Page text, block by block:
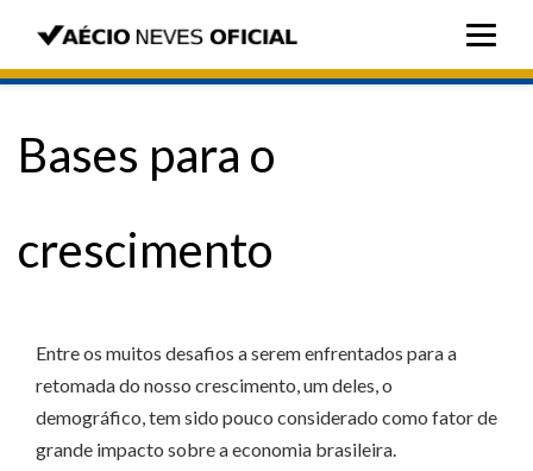
Bases para o
crescimento
Entre os muitos desafios a serem enfrentados para a
retomada do nosso crescimento, um deles, o
demográfico, tem sido pouco considerado como fator de
grande impacto sobre a economia brasileira.